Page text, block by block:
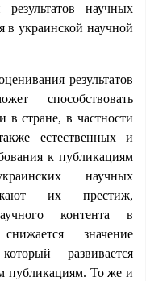
научных
в украинской научной
результатов
способствовать
в стране, в частности
естественных и
к публикациям
научных
их престиж,
контента в
значение
развивается
публикациям. То же и